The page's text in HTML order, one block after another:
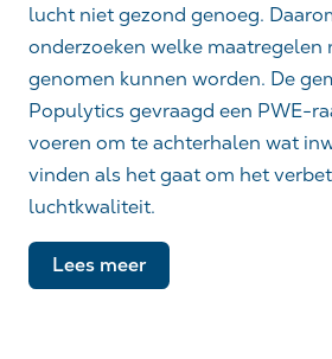
lucht niet gezond genoeg.
onderzoeken welke maatregelen
genomen kunnen worden. De
Populytics gevraagd een PWE-
voeren om te achterhalen wat
vinden als het gaat om het
luchtkwaliteit.
Lees meer